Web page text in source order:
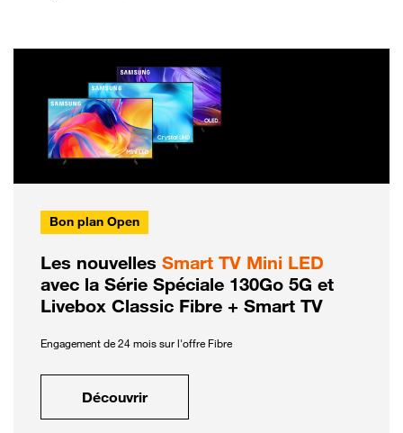
Bon plan Open
Les nouvelles Smart TV Mini LED
avec la Série Spéciale 130Go 5G et
Livebox Classic Fibre + Smart TV
Engagement de 24 mois sur l'offre Fibre
Découvrir